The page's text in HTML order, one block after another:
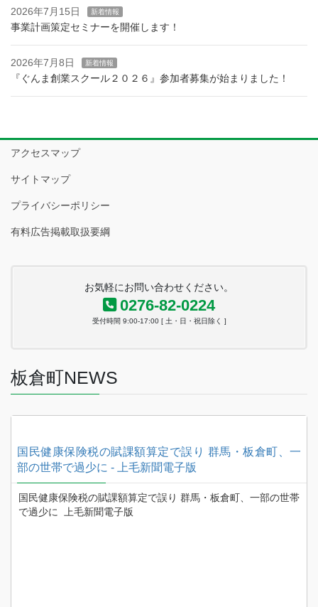
2026年7月15日 新着情報
事業計画策定セミナーを開催します！
2026年7月8日 新着情報
『ぐんま創業スクール２０２６』参加者募集が始まりました！
アクセスマップ
サイトマップ
プライバシーポリシー
有料広告掲載取扱要綱
お気軽にお問い合わせください。
0276-82-0224
受付時間 9:00-17:00 [ 土・日・祝日除く ]
板倉町NEWS
国民健康保険税の賦課額算定で誤り 群馬・板倉町、一
部の世帯で過少に - 上毛新聞電子版
国民健康保険税の賦課額算定で誤り 群馬・板倉町、一部の世帯
で過少に 上毛新聞電子版